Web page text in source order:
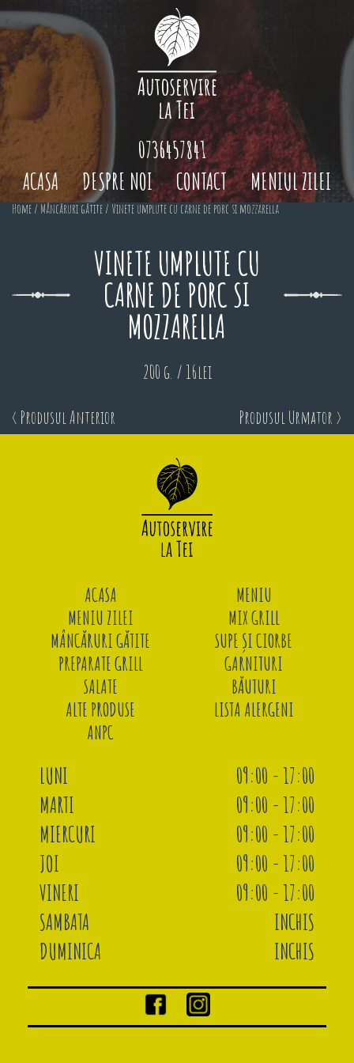
ACASA DESPRE NOI CONTACT MENIUL ZILEI
0736457841
Home / Mâncăruri gătite / Vinete umplute cu carne de porc si mozzarella
VINETE UMPLUTE CU
CARNE DE PORC SI
MOZZARELLA
200 g. / 16lei
< Produsul Anterior Produsul Urmator >
ACASA
MENIU
MENIU ZILEI
MIX GRILL
MÂNCĂRURI GĂTITE
SUPE ȘI CIORBE
PREPARATE GRILL
GARNITURI
SALATE
BĂUTURI
ALTE PRODUSE
LISTA ALERGENI
ANPC
LUNI
09:00 - 17:00
MARTI
09:00 - 17:00
MIERCURI
09:00 - 17:00
JOI
09:00 - 17:00
VINERI
09:00 - 17:00
SAMBATA
INCHIS
DUMINICA
INCHIS